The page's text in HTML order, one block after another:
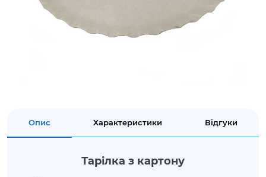
Опис Характеристики Відгуки
Тарілка з картону